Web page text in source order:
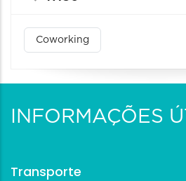
Coworking
INFORMAÇÕES
Transporte